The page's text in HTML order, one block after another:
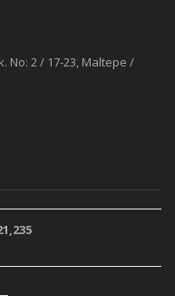
No: 2 / 17-23, Maltepe /